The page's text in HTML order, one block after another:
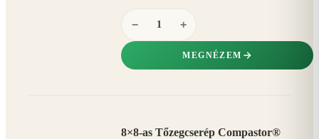
− +
MEGNÉZEM
8×8-as Tőzegcserép Compastor®